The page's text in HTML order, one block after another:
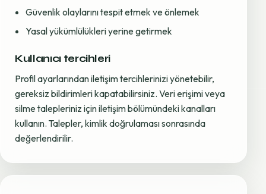
Güvenlik olaylarını tespit etmek ve önlemek
Yasal yükümlülükleri yerine getirmek
Kullanıcı tercihleri
Profil ayarlarından iletişim tercihlerinizi yönetebilir,
gereksiz bildirimleri kapatabilirsiniz. Veri erişimi veya
silme talepleriniz için iletişim bölümündeki kanalları
kullanın. Talepler, kimlik doğrulaması sonrasında
değerlendirilir.